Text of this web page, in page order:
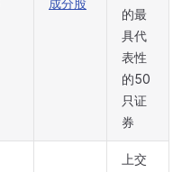
成分股
的最
具代
表性
的50
只证
券
上交